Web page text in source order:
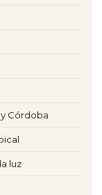
Córdoba
luz